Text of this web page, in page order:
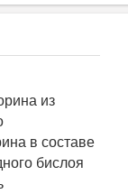
из
в составе
бислоя